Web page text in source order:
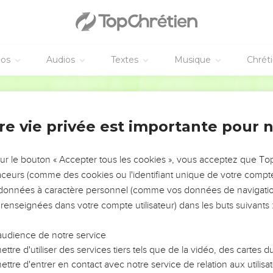
Audios Textes Musique
ils avaient été chassés, étaient retournés pour séjourner dans
femmes, et les petits enfants, et les filles du roi, et toutes les
d'Égypte, car ils n'avaient pas écouté la voix de l'Éternel ;
l'invasion de l'Égypte
vint à Jérémie, à Takhpanès, disant :
grosses pierres, et cache-les dans l'argile, dans le four à
sous les yeux des Juifs ;
des armées, le Dieu d'Israël : Voici, j'envoie, et je
; et je mettrai son trône au-dessus de ces pierres que j'ai
le pays d'Égypte : qui pour la mort, à la mort, et qui pour la
vie privée est importante pour
le bouton « Accepter tous les cookies », vous acceptez que
(comme des cookies ou l'identifiant unique de votre
à caractère personnel (comme vos données de
dans votre compte utilisateur) dans les buts suivants :
de notre service
d'utiliser des services tiers tels que de la vidéo, des cartes
d'entrer en contact avec notre service de relation aux